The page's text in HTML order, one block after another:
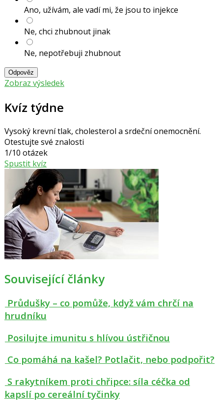
Ano, užívám, ale vadí mi, že jsou to injekce
Ne, chci zhubnout jinak
Ne, nepotřebuji zhubnout
Odpověz
Zobraz výsledek
Kvíz týdne
Vysoký krevní tlak, cholesterol a srdeční onemocnění.
Otestujte své znalosti
1/10 otázek
Spustit kvíz
Související články
Průdušky – co pomůže, když vám chrčí na
hrudníku
Posilujte imunitu s hlívou ústřičnou
Co pomáhá na kašel? Potlačit, nebo podpořit?
S rakytníkem proti chřipce: síla céčka od
kapslí po cereální tyčinky